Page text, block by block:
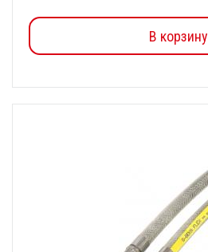
В корзину